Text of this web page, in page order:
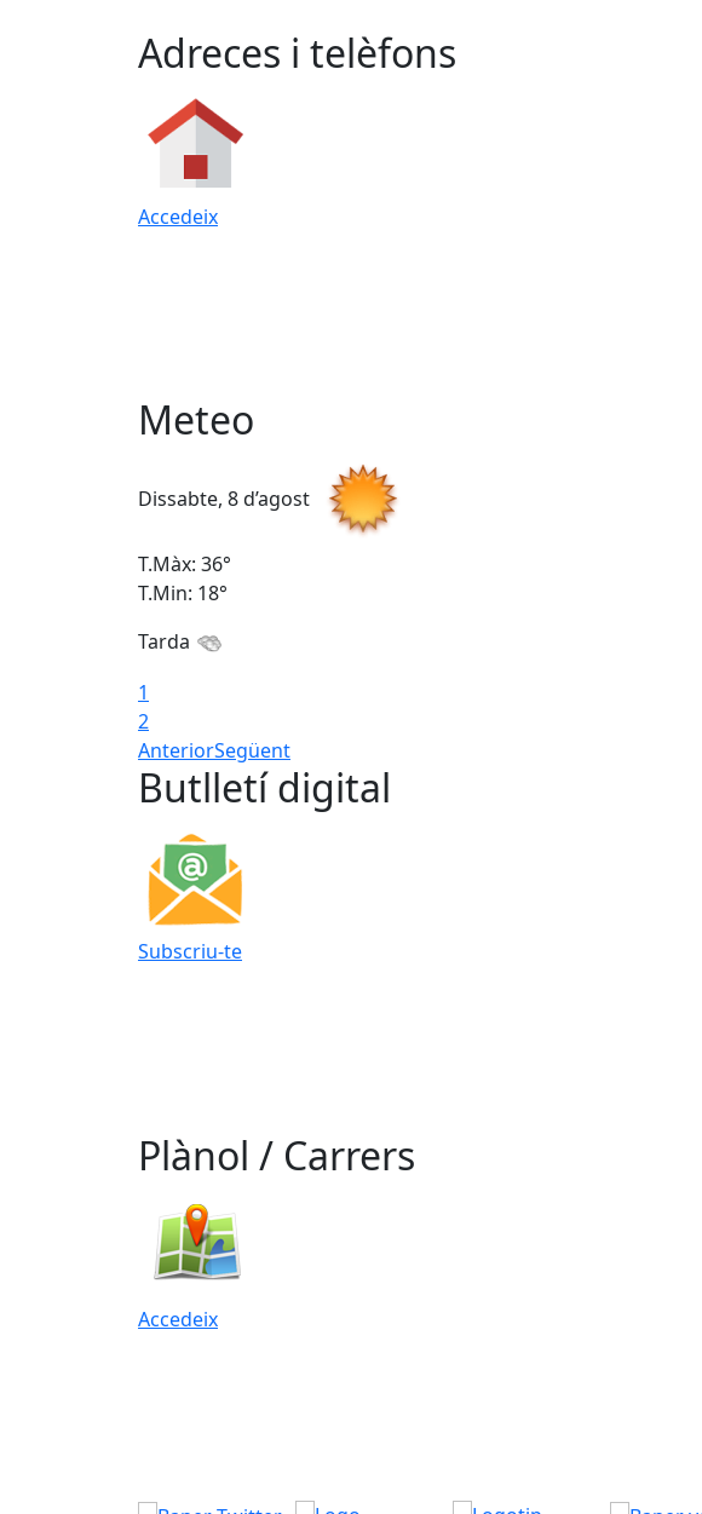
Adreces i telèfons
Accedeix
Meteo
Dissabte, 8 d’agost
T.Màx: 36°
T.Min: 18°
Tarda
1
2
AnteriorSegüent
Butlletí digital
Subscriu-te
Plànol / Carrers
Accedeix